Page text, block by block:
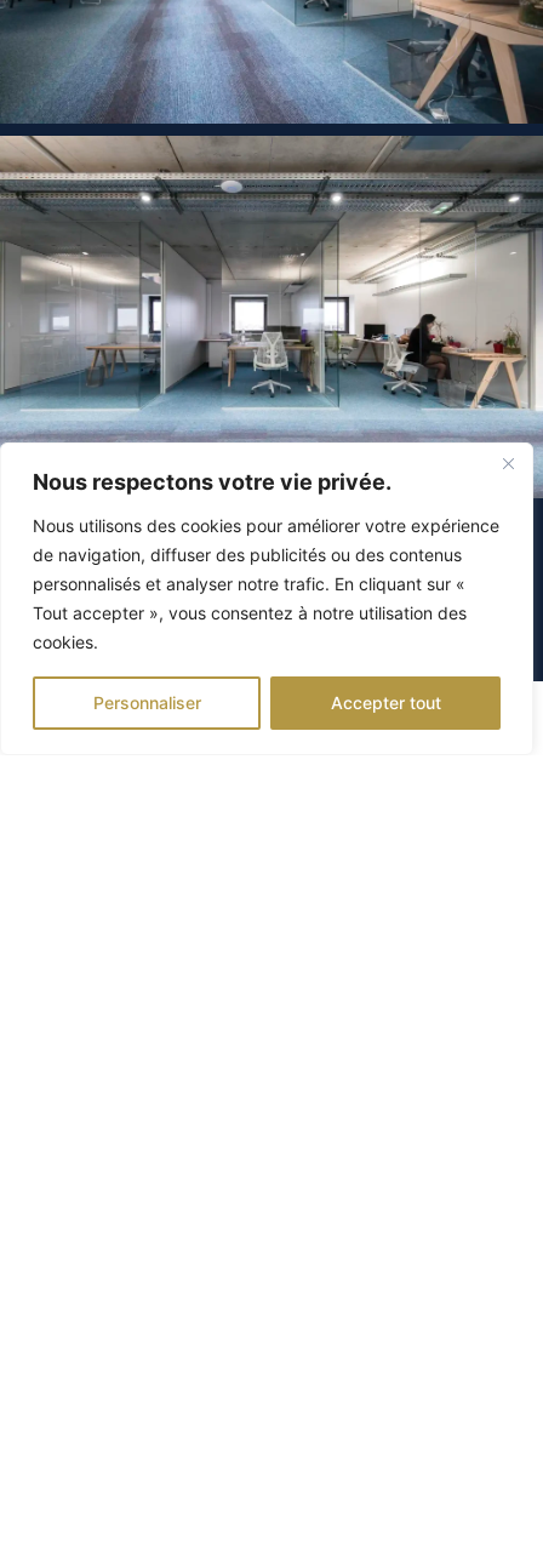
Nous respectons votre vie privée.
Nous utilisons des cookies pour améliorer votre expérience
de navigation, diffuser des publicités ou des contenus
personnalisés et analyser notre trafic. En cliquant sur «
Tout accepter », vous consentez à notre utilisation des
cookies.
Personnaliser Accepter tout
NOS DERNIÈRES
RÉALISATIONS